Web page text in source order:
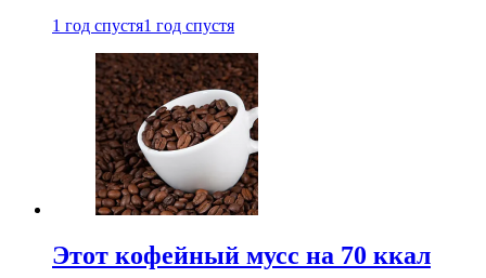
1 год спустя1 год спустя
Этот кофейный мусс на 70 ккал